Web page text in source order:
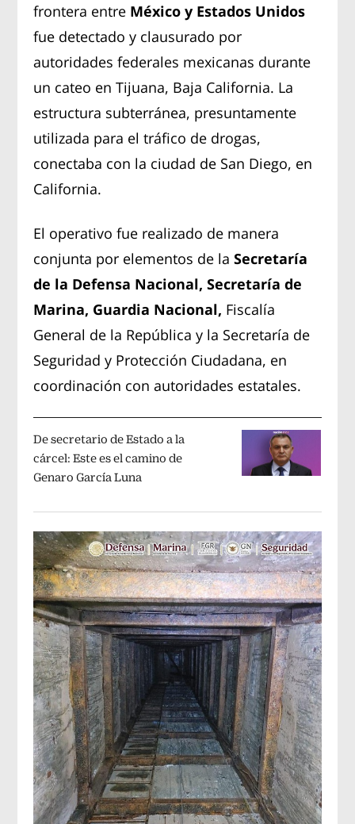
frontera entre México y Estados Unidos
fue detectado y clausurado por
autoridades federales mexicanas durante
un cateo en Tijuana, Baja California. La
estructura subterránea, presuntamente
utilizada para el tráfico de drogas,
conectaba con la ciudad de San Diego, en
California.
El operativo fue realizado de manera
conjunta por elementos de laSecretaría
de la Defensa Nacional, Secretaría de
Marina, Guardia Nacional, Fiscalía
General de la República y la Secretaría de
Seguridad y Protección Ciudadana, en
coordinación con autoridades estatales.
De secretario de Estado a la
cárcel: Este es el camino de
Genaro García Luna